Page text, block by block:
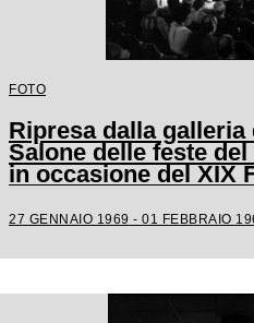
FOTO
Ripresa dalla
Salone delle feste
in occasione del XIX
27 GENNAIO 1969 - 01 FEBBRAIO